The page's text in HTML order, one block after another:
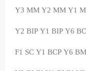
Y3 MM Y2 MM Y1
Y2 BIP Y1 BIP Y6
F1 SC Y1 BCP Y6